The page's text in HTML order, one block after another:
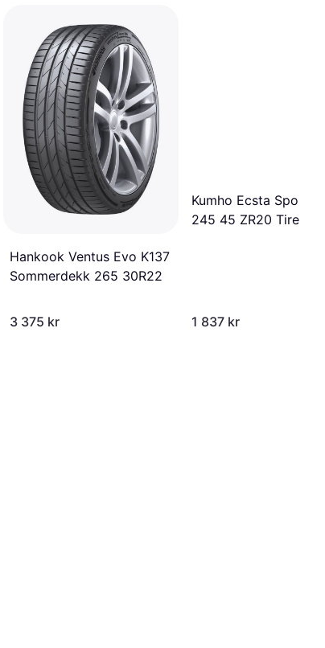
Hankook Ventus Evo K137
Sommerdekk 265 30R22
3 375 kr
Kumho Ecsta Sport
245 45 ZR20 Tire
1 837 kr